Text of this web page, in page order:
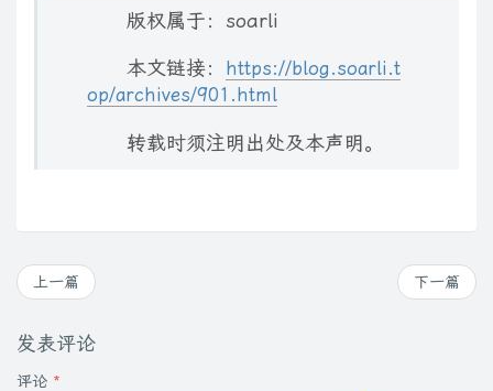
版权属于：soarli
本文链接： https://blog.soarli.t
op/archives/901.html
转载时须注明出处及本声明。
下一篇
上一篇
发表评论
评论 *